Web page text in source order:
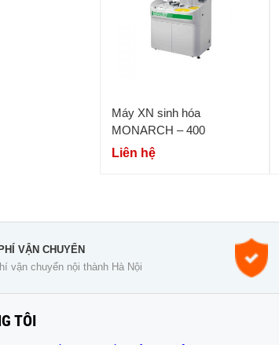
Máy XN sinh hóa
MONARCH – 400
Liên hệ
VẬN CHUYỂN
vận chuyển nội thành Hà Nội
TÔI